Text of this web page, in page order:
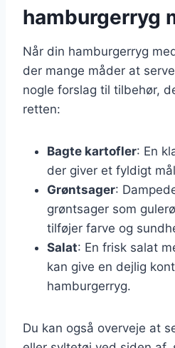
hamburgerryg
Når din hamburgerryg
der mange måder at
nogle forslag til tilbehør,
retten:
Bagte kartofler: En
der giver et fyldigt
Grøntsager:
grøntsager som
tilføjer farve og
Salat: En frisk salat
kan give en dejlig
hamburgerryg.
Du kan også overveje at